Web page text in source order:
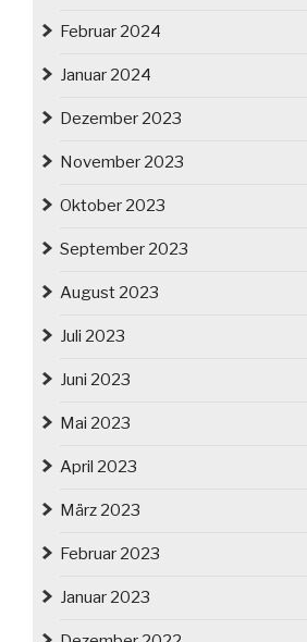
Februar 2024
Januar 2024
Dezember 2023
November 2023
Oktober 2023
September 2023
August 2023
Juli 2023
Juni 2023
Mai 2023
April 2023
März 2023
Februar 2023
Januar 2023